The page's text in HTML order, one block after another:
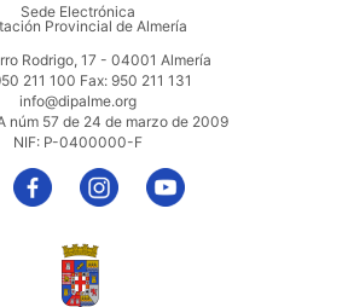
Sede Electrónica
Provincial de Almería
Rodrigo, 17 - 04001 Almería
211 100 Fax: 950 211 131
info@dipalme.org
núm 57 de 24 de marzo de 2009
NIF: P-0400000-F